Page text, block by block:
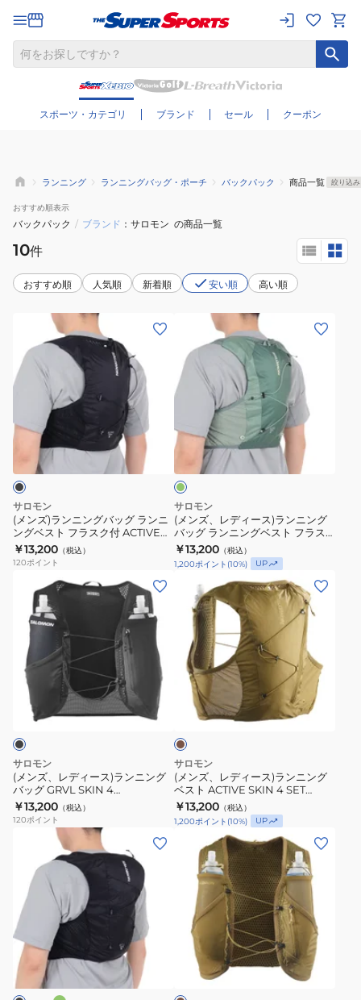
スポーツ・カテゴリ ブランド セール クーポン
さらに絞り込む
ランニング ランニングバッグ・ポーチ バックパック 商品一覧 絞り込み
おすすめ順表示
バックパック / ブランド サロモン の商品一覧
10件
おすすめ順 人気順 新着順 安い順 高い順
ズ)
ラ
ニ
ン
バ
ッ
グ
ラ
ン
ク
付
ACTIVE
SKIN
4
LC2178200
サロモン
(メンズ)ランニングバッグ ランニ
ングベスト フラスク付 ACTIVE
SKIN 4 LC2178200
￥13,200 （税込）
120ポイント
ズ、
レ
デ
ー
ラ
ン
ニ
ン
グ
ス
ト
フ
ラ
ス
ACTIVE
SKIN
LC2178400
グ
リ
ン
サロモン
(メンズ、レディース)ランニング
バッグ ランニングベスト フラス
ク付 ACTIVE SKIN 4 LC2178400
￥13,200 （税込）
1,200ポイント (10%) UP
ズ、
ラ
ン
ニ
ン
グ
GRVL
SKIN
4
LC2854600
サロモン
(メンズ、レディース)ランニング
バッグ GRVL SKIN 4
LC2854600
￥13,200 （税込）
120ポイント
ズ、
ラ
ン
ニ
ン
グ
ACTIVE
SKIN
SET
LC2863200
カ
ー
キ
サロモン
(メンズ、レディース)ランニング
ベスト ACTIVE SKIN 4 SET
LC2863200
￥13,200 （税込）
1,200ポイント (10%) UP
ズ、
デ
ィ
ー
ス)
ラ
ラ
カ
ー
キ